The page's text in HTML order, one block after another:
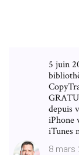
5 juin
depuis
iPhone
iTunes
8 mars